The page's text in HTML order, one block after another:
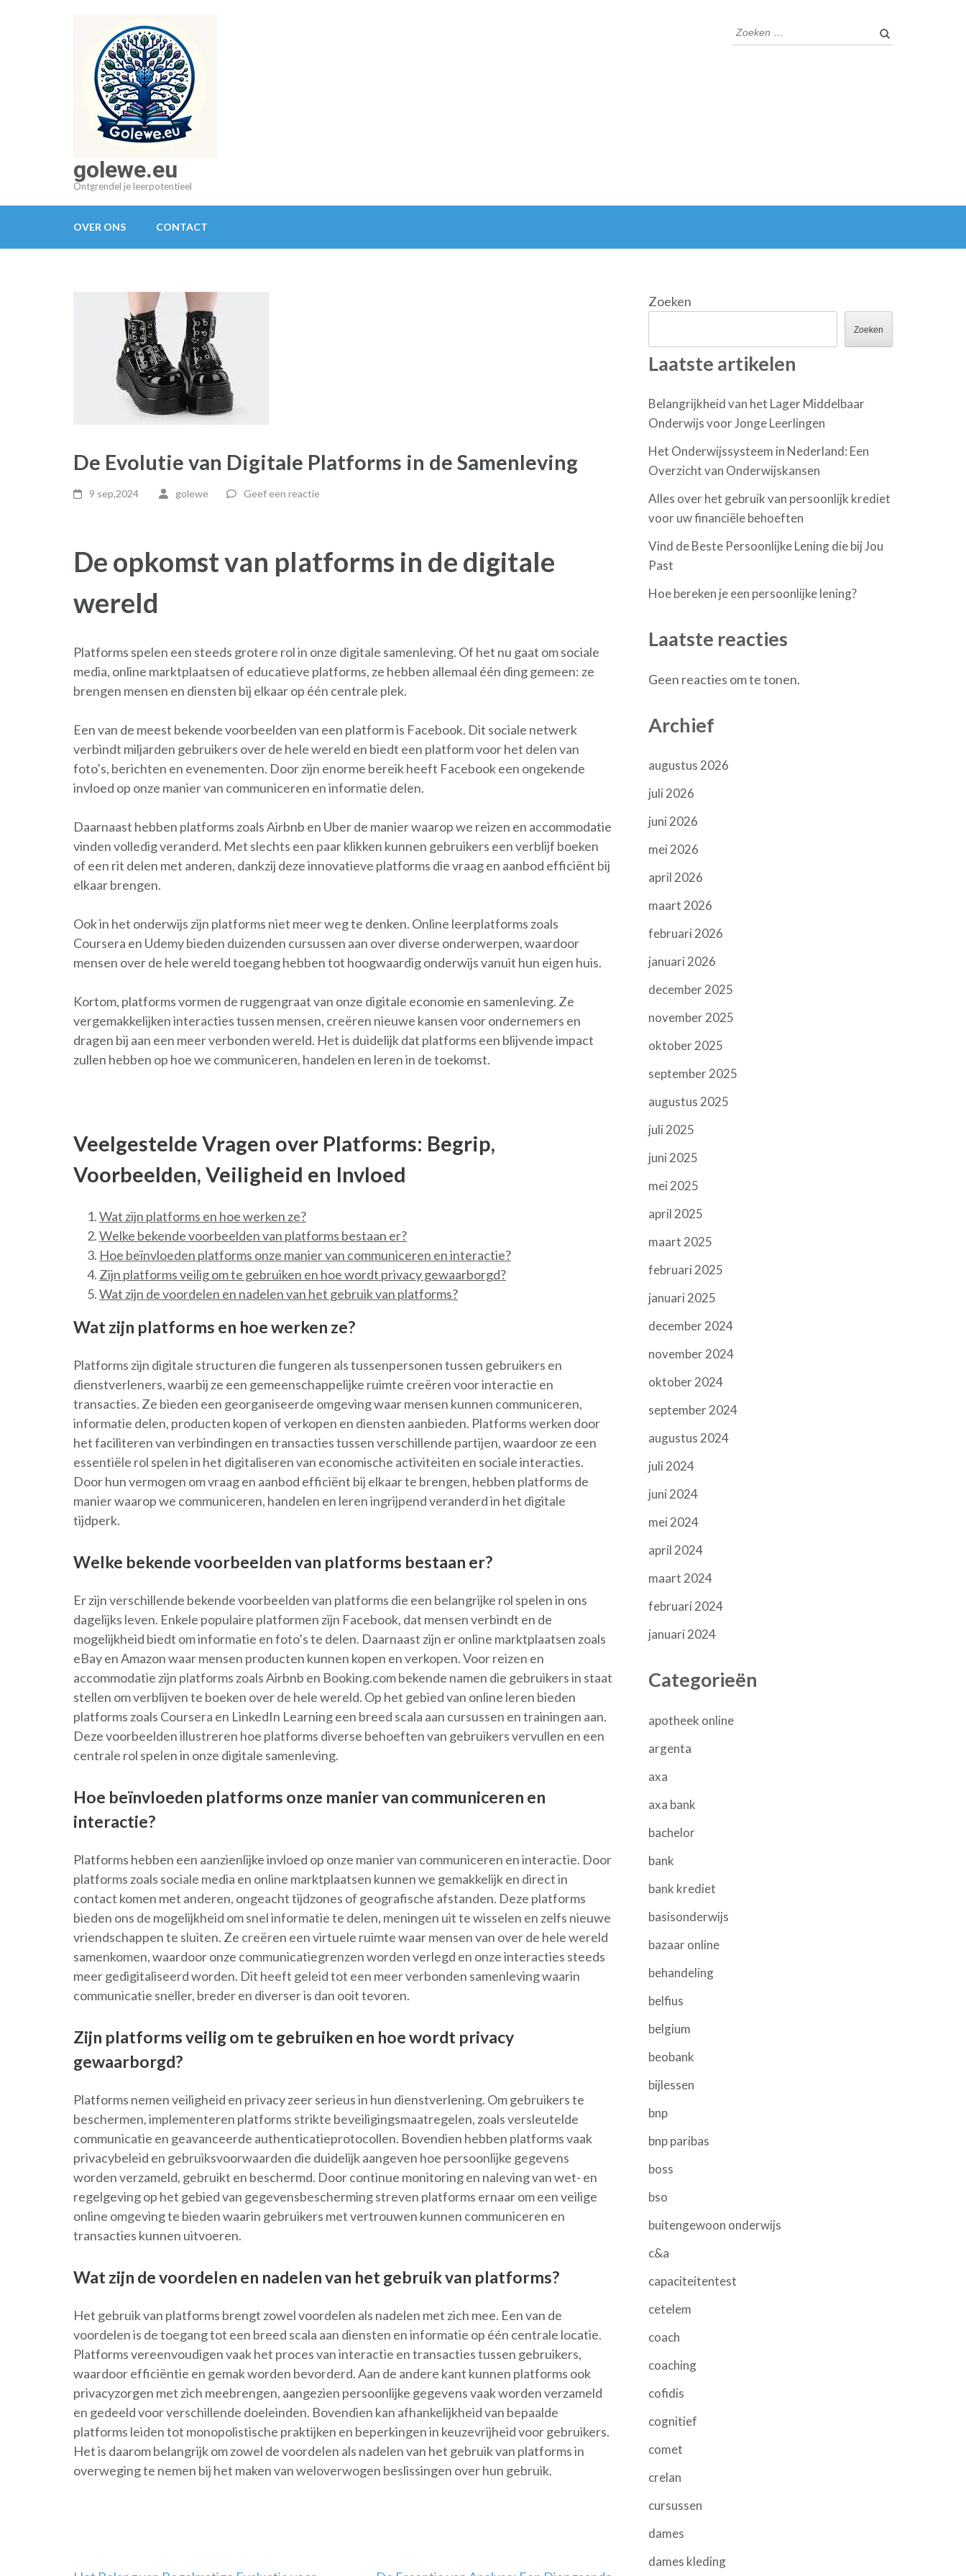
golewe.eu
Ontgrendel je leerpotentieel
Zoeken
naar:
OVER ONS CONTACT
De Evolutie van Digitale Platforms in de Samenleving
9 sep,2024 golewe Geef een reactie
De opkomst van platforms in de digitale
wereld
Platforms spelen een steeds grotere rol in onze digitale samenleving. Of het nu gaat om sociale
media, online marktplaatsen of educatieve platforms, ze hebben allemaal één ding gemeen: ze
brengen mensen en diensten bij elkaar op één centrale plek.
Een van de meest bekende voorbeelden van een platform is Facebook. Dit sociale netwerk
verbindt miljarden gebruikers over de hele wereld en biedt een platform voor het delen van
foto’s, berichten en evenementen. Door zijn enorme bereik heeft Facebook een ongekende
invloed op onze manier van communiceren en informatie delen.
Daarnaast hebben platforms zoals Airbnb en Uber de manier waarop we reizen en accommodatie
vinden volledig veranderd. Met slechts een paar klikken kunnen gebruikers een verblijf boeken
of een rit delen met anderen, dankzij deze innovatieve platforms die vraag en aanbod efficiënt bij
elkaar brengen.
Ook in het onderwijs zijn platforms niet meer weg te denken. Online leerplatforms zoals
Coursera en Udemy bieden duizenden cursussen aan over diverse onderwerpen, waardoor
mensen over de hele wereld toegang hebben tot hoogwaardig onderwijs vanuit hun eigen huis.
Kortom, platforms vormen de ruggengraat van onze digitale economie en samenleving. Ze
vergemakkelijken interacties tussen mensen, creëren nieuwe kansen voor ondernemers en
dragen bij aan een meer verbonden wereld. Het is duidelijk dat platforms een blijvende impact
zullen hebben op hoe we communiceren, handelen en leren in de toekomst.
Veelgestelde Vragen over Platforms: Begrip,
Voorbeelden, Veiligheid en Invloed
Wat zijn platforms en hoe werken ze?
Welke bekende voorbeelden van platforms bestaan er?
Hoe beïnvloeden platforms onze manier van communiceren en interactie?
Zijn platforms veilig om te gebruiken en hoe wordt privacy gewaarborgd?
Wat zijn de voordelen en nadelen van het gebruik van platforms?
Wat zijn platforms en hoe werken ze?
Platforms zijn digitale structuren die fungeren als tussenpersonen tussen gebruikers en
dienstverleners, waarbij ze een gemeenschappelijke ruimte creëren voor interactie en
transacties. Ze bieden een georganiseerde omgeving waar mensen kunnen communiceren,
informatie delen, producten kopen of verkopen en diensten aanbieden. Platforms werken door
het faciliteren van verbindingen en transacties tussen verschillende partijen, waardoor ze een
essentiële rol spelen in het digitaliseren van economische activiteiten en sociale interacties.
Door hun vermogen om vraag en aanbod efficiënt bij elkaar te brengen, hebben platforms de
manier waarop we communiceren, handelen en leren ingrijpend veranderd in het digitale
tijdperk.
Welke bekende voorbeelden van platforms bestaan er?
Er zijn verschillende bekende voorbeelden van platforms die een belangrijke rol spelen in ons
dagelijks leven. Enkele populaire platformen zijn Facebook, dat mensen verbindt en de
mogelijkheid biedt om informatie en foto’s te delen. Daarnaast zijn er online marktplaatsen zoals
eBay en Amazon waar mensen producten kunnen kopen en verkopen. Voor reizen en
accommodatie zijn platforms zoals Airbnb en Booking.com bekende namen die gebruikers in staat
stellen om verblijven te boeken over de hele wereld. Op het gebied van online leren bieden
platforms zoals Coursera en LinkedIn Learning een breed scala aan cursussen en trainingen aan.
Deze voorbeelden illustreren hoe platforms diverse behoeften van gebruikers vervullen en een
centrale rol spelen in onze digitale samenleving.
Hoe beïnvloeden platforms onze manier van communiceren en
interactie?
Platforms hebben een aanzienlijke invloed op onze manier van communiceren en interactie. Door
platforms zoals sociale media en online marktplaatsen kunnen we gemakkelijk en direct in
contact komen met anderen, ongeacht tijdzones of geografische afstanden. Deze platforms
bieden ons de mogelijkheid om snel informatie te delen, meningen uit te wisselen en zelfs nieuwe
vriendschappen te sluiten. Ze creëren een virtuele ruimte waar mensen van over de hele wereld
samenkomen, waardoor onze communicatiegrenzen worden verlegd en onze interacties steeds
meer gedigitaliseerd worden. Dit heeft geleid tot een meer verbonden samenleving waarin
communicatie sneller, breder en diverser is dan ooit tevoren.
Zijn platforms veilig om te gebruiken en hoe wordt privacy
gewaarborgd?
Platforms nemen veiligheid en privacy zeer serieus in hun dienstverlening. Om gebruikers te
beschermen, implementeren platforms strikte beveiligingsmaatregelen, zoals versleutelde
communicatie en geavanceerde authenticatieprotocollen. Bovendien hebben platforms vaak
privacybeleid en gebruiksvoorwaarden die duidelijk aangeven hoe persoonlijke gegevens
worden verzameld, gebruikt en beschermd. Door continue monitoring en naleving van wet- en
regelgeving op het gebied van gegevensbescherming streven platforms ernaar om een veilige
online omgeving te bieden waarin gebruikers met vertrouwen kunnen communiceren en
transacties kunnen uitvoeren.
Wat zijn de voordelen en nadelen van het gebruik van platforms?
Het gebruik van platforms brengt zowel voordelen als nadelen met zich mee. Een van de
voordelen is de toegang tot een breed scala aan diensten en informatie op één centrale locatie.
Platforms vereenvoudigen vaak het proces van interactie en transacties tussen gebruikers,
waardoor efficiëntie en gemak worden bevorderd. Aan de andere kant kunnen platforms ook
privacyzorgen met zich meebrengen, aangezien persoonlijke gegevens vaak worden verzameld
en gedeeld voor verschillende doeleinden. Bovendien kan afhankelijkheid van bepaalde
platforms leiden tot monopolistische praktijken en beperkingen in keuzevrijheid voor gebruikers.
Het is daarom belangrijk om zowel de voordelen als nadelen van het gebruik van platforms in
overweging te nemen bij het maken van weloverwogen beslissingen over hun gebruik.
Zoeken
Zoeken
Laatste artikelen
Belangrijkheid van het Lager Middelbaar
Onderwijs voor Jonge Leerlingen
Het Onderwijssysteem in Nederland: Een
Overzicht van Onderwijskansen
Alles over het gebruik van persoonlijk krediet
voor uw financiële behoeften
Vind de Beste Persoonlijke Lening die bij Jou
Past
Hoe bereken je een persoonlijke lening?
Laatste reacties
Geen reacties om te tonen.
Archief
augustus 2026
juli 2026
juni 2026
mei 2026
april 2026
maart 2026
februari 2026
januari 2026
december 2025
november 2025
oktober 2025
september 2025
augustus 2025
juli 2025
juni 2025
mei 2025
april 2025
maart 2025
februari 2025
januari 2025
december 2024
november 2024
oktober 2024
september 2024
augustus 2024
juli 2024
juni 2024
mei 2024
april 2024
maart 2024
februari 2024
januari 2024
Categorieën
apotheek online
argenta
axa
axa bank
bachelor
bank
bank krediet
basisonderwijs
bazaar online
behandeling
belfius
belgium
beobank
bijlessen
bnp
bnp paribas
boss
bso
buitengewoon onderwijs
c&a
capaciteitentest
cetelem
coach
coaching
cofidis
cognitief
comet
crelan
cursussen
dames
dames kleding